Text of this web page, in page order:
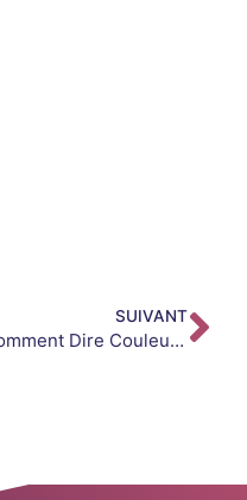
SUIVANT
Comment Dire Couleur En Arabe ?